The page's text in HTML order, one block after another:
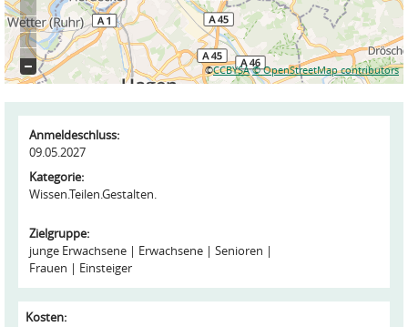
©CCBYSA © OpenStreetMap contributors
Anmeldeschluss:
09.05.2027
Kategorie:
Wissen.Teilen.Gestalten.
Zielgruppe:
junge Erwachsene
Erwachsene
Senioren
Frauen
Einsteiger
Kosten: